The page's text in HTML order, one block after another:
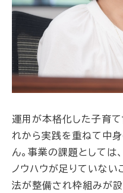
運用が本格化した子育て
れから実践を重ねて中
ん。事業の課題としては
ノウハウが足りていない
法が整備され枠組みが